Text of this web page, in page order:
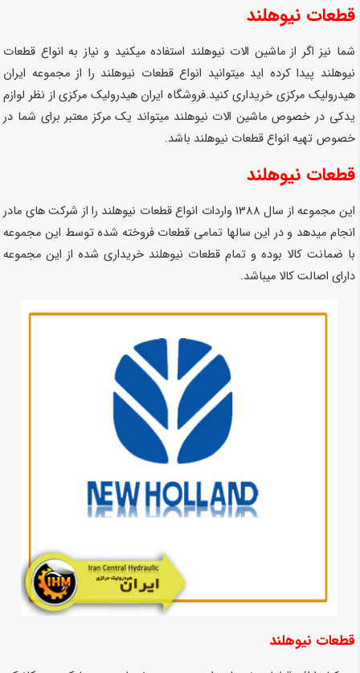
قطعات نیوهلند
شما نیز اگر از ماشین الات نیوهلند استفاده میکنید و نیاز به انواع قطعات
نیوهلند پیدا کرده اید میتوانید انواع قطعات نیوهلند را از مجموعه ایران
هیدرولیک مرکزی خریداری کنید.فروشگاه ایران هیدرولیک مرکزی از نظر لوازم
یدکی در خصوص ماشین الات نیوهلند میتواند یک مرکز معتبر برای شما در
خصوص تهیه انواع قطعات نیوهلند باشد.
قطعات نیوهلند
این مجموعه از سال 1388 واردات انواع قطعات نیوهلند را از شرکت های مادر
انجام میدهد و در این سالها تمامی قطعات فروخته شده توسط این مجموعه
با ضمانت کالا بوده و تمام قطعات نیوهلند خریداری شده از این مجموعه
دارای اصالت کالا میباشد.
قطعات نیوهلند